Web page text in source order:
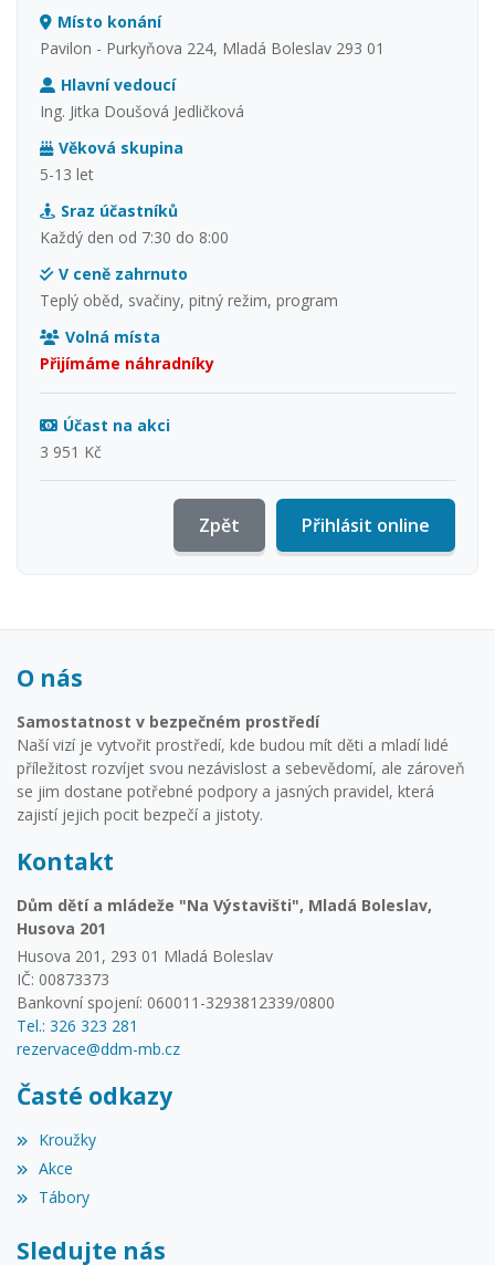
Místo konání
Pavilon - Purkyňova 224, Mladá Boleslav 293 01
Hlavní vedoucí
Ing. Jitka Doušová Jedličková
Věková skupina
5-13 let
Sraz účastníků
Každý den od 7:30 do 8:00
V ceně zahrnuto
Teplý oběd, svačiny, pitný režim, program
Volná místa
Přijímáme náhradníky
Účast na akci
3 951 Kč
Přihlásit online
Zpět
O nás
Samostatnost v bezpečném prostředí
Naší vizí je vytvořit prostředí, kde budou mít děti a mladí lidé
příležitost rozvíjet svou nezávislost a sebevědomí, ale zároveň
se jim dostane potřebné podpory a jasných pravidel, která
zajistí jejich pocit bezpečí a jistoty.
Kontakt
Dům dětí a mládeže "Na Výstavišti", Mladá Boleslav,
Husova 201
Husova 201, 293 01 Mladá Boleslav
IČ: 00873373
Bankovní spojení: 060011-3293812339/0800
Tel.: 326 323 281
rezervace@ddm-mb.cz
Časté odkazy
Kroužky
Akce
Tábory
Sledujte nás